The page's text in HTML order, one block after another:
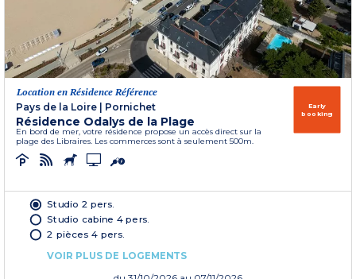
Location en Résidence Référence
Pays de la Loire | Pornichet
Résidence Odalys de la Plage
En bord de mer, votre résidence propose un accès direct sur la
plage des Libraires. Les commerces sont à seulement 500m.
Early
booking
Studio 2 pers.
Studio cabine 4 pers.
2 pièces 4 pers.
VOIR PLUS DE LOGEMENTS